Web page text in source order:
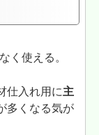
く使える。
仕入れ用に主
多くなる気が